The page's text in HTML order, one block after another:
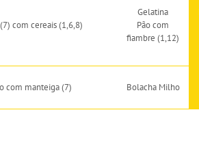
com cereais (1,6,8)
Gelatina
Pão com
fiambre (1,12)
com manteiga (7) Bolacha Milho